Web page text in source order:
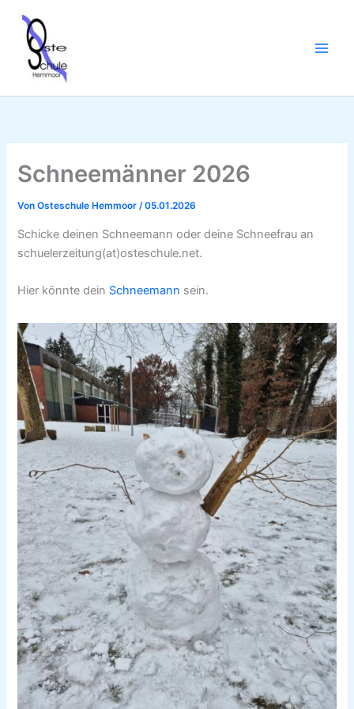
Inhalt
springen
Schneemänner 2026
VonOsteschule Hemmoor/05.01.2026
Schicke deinen Schneemann oder deine Schneefrau an
schuelerzeitung(at)osteschule.net.
Hier könnte dein Schneemann sein.